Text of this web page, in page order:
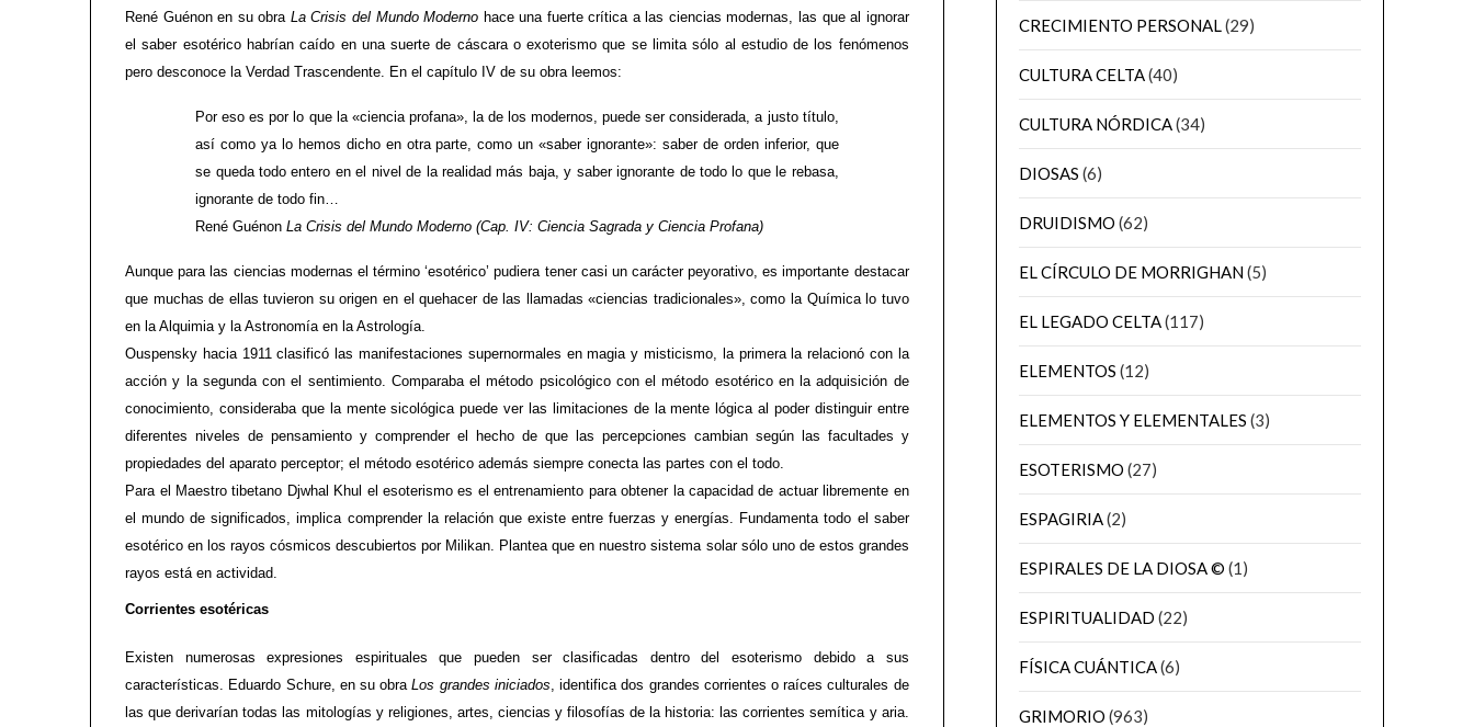
René Guénon en su obra La Crisis del Mundo Moderno hace una fuerte crítica a las ciencias modernas, las que al ignorar
el saber esotérico habrían caído en una suerte de cáscara o exoterismo que se limita sólo al estudio de los fenómenos
pero desconoce la Verdad Trascendente. En el capítulo IV de su obra leemos:
Por eso es por lo que la «ciencia profana», la de los modernos, puede ser considerada, a justo título,
así como ya lo hemos dicho en otra parte, como un «saber ignorante»: saber de orden inferior, que
se queda todo entero en el nivel de la realidad más baja, y saber ignorante de todo lo que le rebasa,
ignorante de todo fin…
René GuénonLa Crisis del Mundo Moderno (Cap. IV: Ciencia Sagrada y Ciencia Profana)
Aunque para las ciencias modernas el término ‘esotérico’ pudiera tener casi un carácter peyorativo, es importante destacar
que muchas de ellas tuvieron su origen en el quehacer de las llamadas «ciencias tradicionales», como la Química lo tuvo
en la Alquimia y la Astronomía en la Astrología.
Ouspensky hacia 1911 clasificó las manifestaciones supernormales en magia y misticismo, la primera la relacionó con la
acción y la segunda con el sentimiento. Comparaba el método psicológico con el método esotérico en la adquisición de
conocimiento, consideraba que la mente sicológica puede ver las limitaciones de la mente lógica al poder distinguir entre
diferentes niveles de pensamiento y comprender el hecho de que las percepciones cambian según las facultades y
propiedades del aparato perceptor; el método esotérico además siempre conecta las partes con el todo.
Para el Maestro tibetano Djwhal Khul el esoterismo es el entrenamiento para obtener la capacidad de actuar libremente en
el mundo de significados, implica comprender la relación que existe entre fuerzas y energías. Fundamenta todo el saber
esotérico en los rayos cósmicos descubiertos por Milikan. Plantea que en nuestro sistema solar sólo uno de estos grandes
rayos está en actividad.
Corrientes esotéricas
Existen numerosas expresiones espirituales que pueden ser clasificadas dentro del esoterismo debido a sus
características. Eduardo Schure, en su obraLos grandes iniciados, identifica dos grandes corrientes o raíces culturales de
las que derivarían todas las mitologías y religiones, artes, ciencias y filosofías de la historia: las corrientes semítica y aria.
CRECIMIENTO PERSONAL(29)
CULTURA CELTA(40)
CULTURA NÓRDICA(34)
DIOSAS (6)
DRUIDISMO (62)
EL CÍRCULO DE MORRIGHAN(5)
EL LEGADO CELTA(117)
ELEMENTOS (12)
ELEMENTOS Y ELEMENTALES (3)
ESOTERISMO (27)
ESPAGIRIA(2)
ESPIRALES DE LA DIOSA © (1)
ESPIRITUALIDAD (22)
FÍSICA CUÁNTICA(6)
GRIMORIO (963)